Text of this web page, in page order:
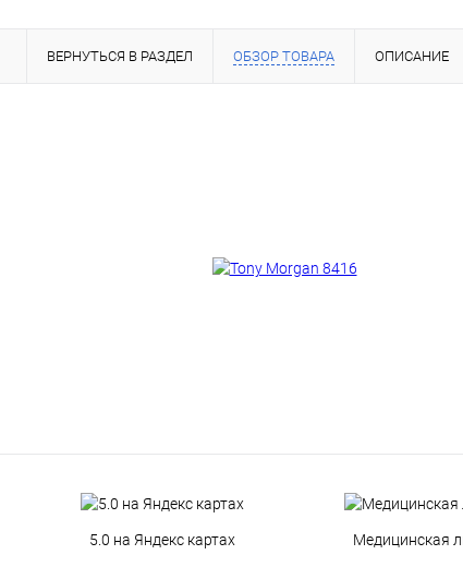
ВЕРНУТЬСЯ В РАЗДЕЛ ОБЗОР ТОВАРА ОПИСАНИЕ
5.0 на Яндекс картах Медицинская